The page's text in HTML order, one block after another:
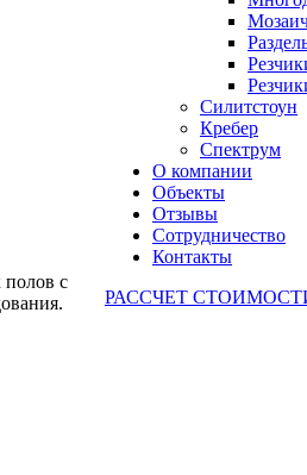
Силитстоун
Кребер
Спектрум
О компании
Объекты
Отзывы
Сотрудничество
Контакты
РАССЧЕТ
полов с